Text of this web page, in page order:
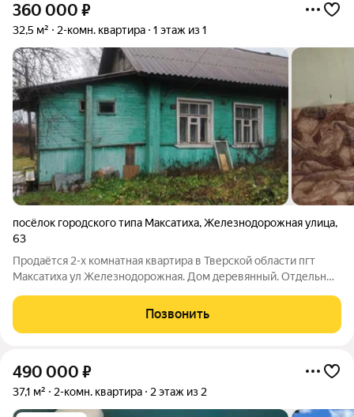
360 000 ₽
32,5 м² 2-комн. квартира 1 этаж из 1
посёлок городского типа Максатиха,Железнодорожная улица,
63
Продаётся 2-х комнатная квартира в Тверской области пгт
Максатиха ул Железнодорожная. Дом деревянный. Отдельный
границе участка. Максатиха- районный центр. Рядом с домом -
садик, школа №2,
Позвонить
490 000 ₽
37,1 м² 2-комн. квартира 2 этаж из 2